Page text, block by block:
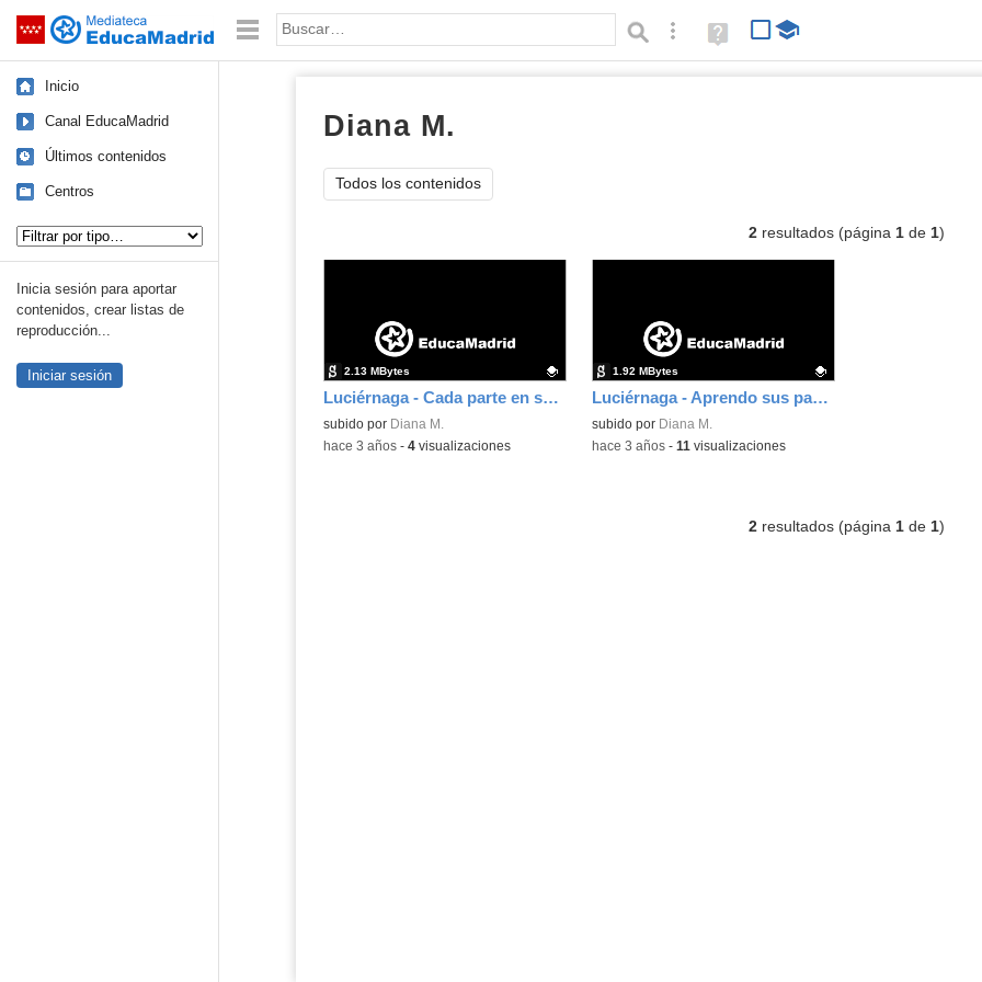
Saltar navegación Palabra o frase: Búsqueda avanzada
Ayuda
(en
Inicio
Canal EducaMadrid
Últimos contenidos
Centros
Inicia sesión para aportar
contenidos, crear listas de
reproducción...
Iniciar sesión
Diana M.
Todos los contenidos
2resultados (página 1de 1)
Luciérnaga - Cada parte en su lugar
Contenido educativo.
subido por Diana M.
2.13 MBytes
-hace 3 años- 4visualizaciones
Luciérnaga - Aprendo sus partes
Contenido educativo.
subido por Diana M.
1.92 MBytes
-hace 3 años- 11 visualizaciones
2resultados (página 1de 1)